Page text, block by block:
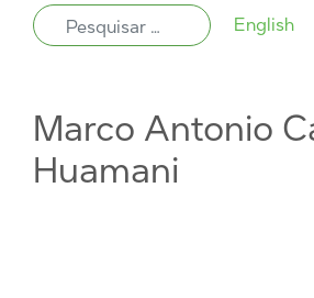
English
Marco Antonio
Huamani